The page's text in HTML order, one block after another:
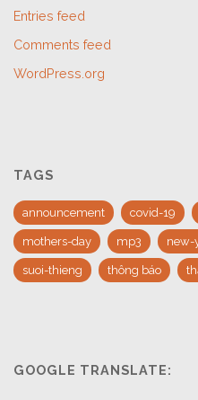
Entries feed
Comments feed
WordPress.org
TAGS
announcement covid-19
mothers-day mp3 new-
suoi-thieng thông báo
GOOGLE TRANSLATE: